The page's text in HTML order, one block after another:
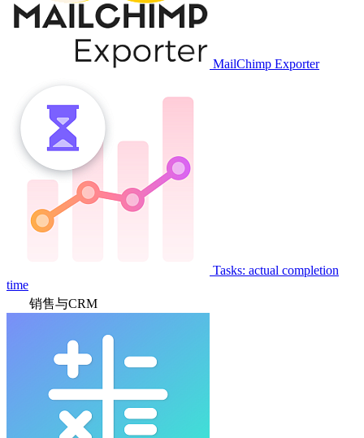
MailChimp Exporter
Tasks: actual completion
time
销售与CRM